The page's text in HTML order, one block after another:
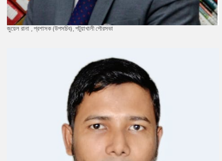
জুয়েল রানা , প্রশাসক (উপসচিব), পটুয়াখালী পৌরসভা